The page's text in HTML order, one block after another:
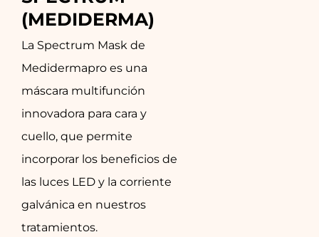
(MEDIDERMA)
La Spectrum Mask de
Medidermapro es una
máscara multifunción
innovadora para cara y
cuello, que permite
incorporar los beneficios de
las luces LED y la corriente
galvánica en nuestros
tratamientos.